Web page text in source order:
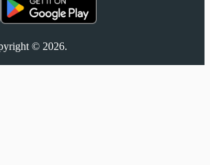
© 2026.